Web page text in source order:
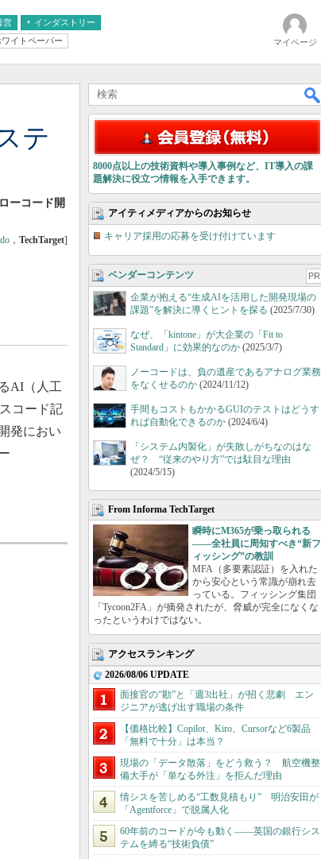
営 インダストリー
ワイトペーパー マイページ
テ
ーコード開
， TechTarget]
AI（人工
コード記
発におい
8000点以上の技術資料や導入事例など、IT導入の課
題解決に役立つ情報を入手できます。
アイティメディアからのお知らせ
キャリア採用の応募を受け付けています
ベンダーコンテンツ PR
企業が抱える“生成AIを活用した開発現場の
課題”を解決に導くヒントを探る (2025/7/30)
なぜ、「kintone」が大企業の「Fit to
Standard」に効果的なのか (2025/3/7)
ノーコードは、負の遺産であるアナログ業務
をなくせるのか (2024/11/12)
手間もコストもかかるGUIのテストはどうす
れば自動化できるのか (2024/6/4)
「システム内製化」が失敗しがちなのはな
ぜ？ “従来のやり方”では駄目な理由
(2024/5/15)
From Informa TechTarget
瞬時にM365が乗っ取られる
――全社員に周知すべき“新フ
ィッシング”の教訓
MFA（多要素認証）を入れた
から安心という常識が崩れ去
っている。フィッシング集団
「Tycoon2FA」が摘発されたが、脅威が完全になくな
ったというわけではない。
アクセスランキング
2026/08/06 UPDATE
面接官の“勘”と「週3出社」が招く悲劇 エン
ジニアが逃げ出す職場の条件
【価格比較】Copilot、Kiro、Cursorなど6製品
「無料で十分」は本当？
現場の「データ散落」をどう救う？ 航空機整
備大手が「単なる外注」を拒んだ理由
情シスを苦しめる“工数見積もり” 明治安田が
「Agentforce」で脱属人化
60年前のコードが今も動く――英国の銀行シス
テムを縛る“技術負債”